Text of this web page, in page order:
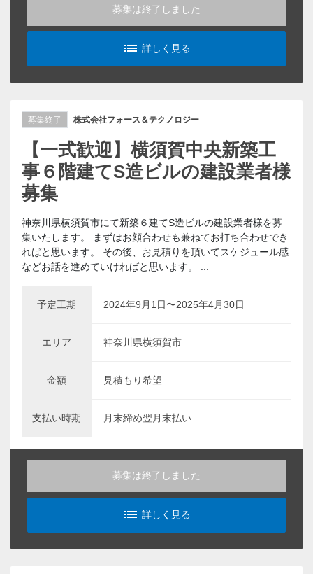
募集は終了しました
list_alt
詳しく見る
募集終了 株式会社フォース＆テクノロジー
【一式歓迎】横須賀中央新築工
事６階建てS造ビルの建設業者様
募集
神奈川県横須賀市にて新築６建てS造ビルの建設業者様を募
集いたします。 まずはお顔合わせも兼ねてお打ち合わせでき
ればと思います。 その後、お見積りを頂いてスケジュール感
などお話を進めていければと思います。 ...
予定工期 2024年9月1日〜2025年4月30日
エリア 神奈川県横須賀市
金額 見積もり希望
支払い時期 月末締め翌月末払い
募集は終了しました
list_alt
詳しく見る